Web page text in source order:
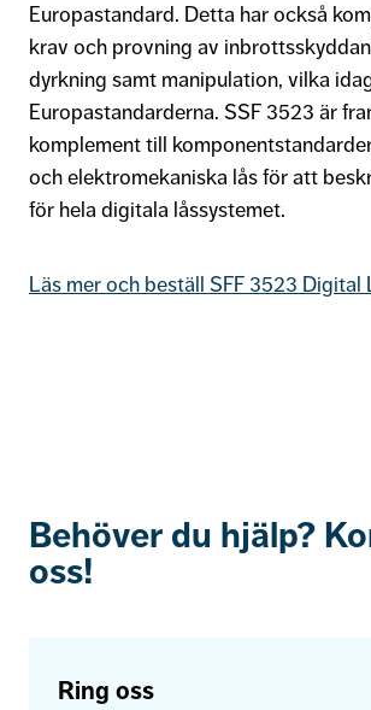
Europastandard. Detta har också
krav och provning av
dyrkning samt manipulation, vilka
Europastandarderna. SSF 3523 är
komplement till
och elektromekaniska lås för att
för hela digitala låssystemet.
Läs mer och beställ SFF 3523 Digital
Behöver du hjälp?
oss!
Ring oss